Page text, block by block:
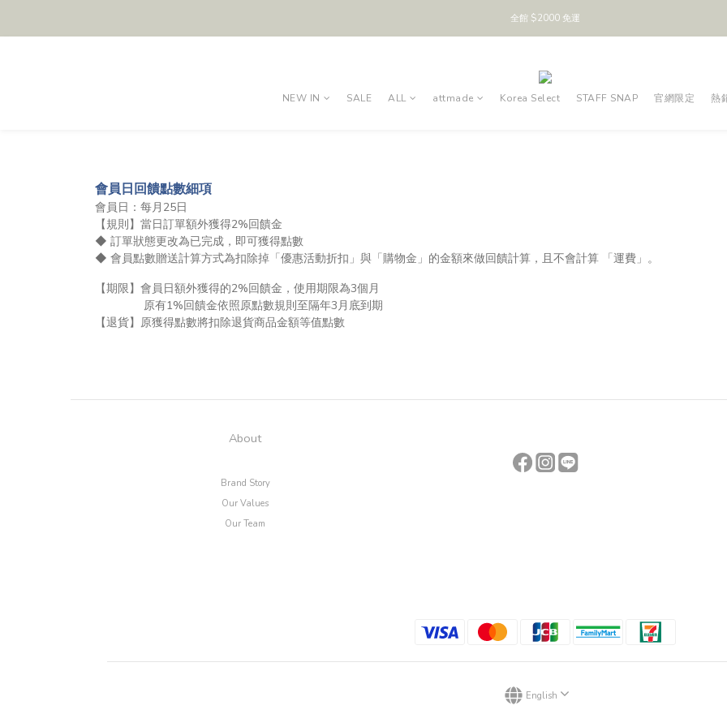
全館 $2000 免運
NEW IN SALE ALL attmade Korea Select STAFF SNAP 官網限定 熱
會員日回饋點數細項
會員日：每月25日
【規則】當日訂單額外獲得2%回饋金
◆ 訂單狀態更改為已完成，即可獲得點數
◆ 會員點數贈送計算方式為扣除掉「優惠活動折扣」與「購物金」的金額來做回饋計算，且不會計算 「運費」。
【期限】會員日額外獲得的2%回饋金，使用期限為3個月
原有1%回饋金依照原點數規則至隔年3月底到期
【退貨】原獲得點數將扣除退貨商品金額等值點數
About
Brand Story
Our Values
Our Team
English